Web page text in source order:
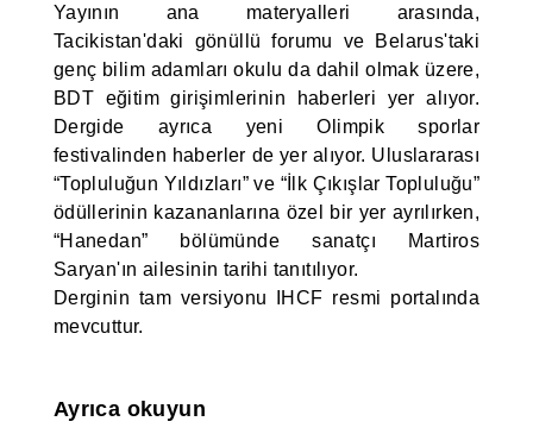
Yayının ana materyalleri arasında,
Tacikistan'daki gönüllü forumu ve Belarus'taki
genç bilim adamları okulu da dahil olmak üzere,
BDT eğitim girişimlerinin haberleri yer alıyor.
Dergide ayrıca yeni Olimpik sporlar
festivalinden haberler de yer alıyor. Uluslararası
“Topluluğun Yıldızları” ve “İlk Çıkışlar Topluluğu”
ödüllerinin kazananlarına özel bir yer ayrılırken,
“Hanedan” bölümünde sanatçı Martiros
Saryan'ın ailesinin tarihi tanıtılıyor.
Derginin tam versiyonu IHCF resmi portalında
mevcuttur.
Ayrıca okuyun